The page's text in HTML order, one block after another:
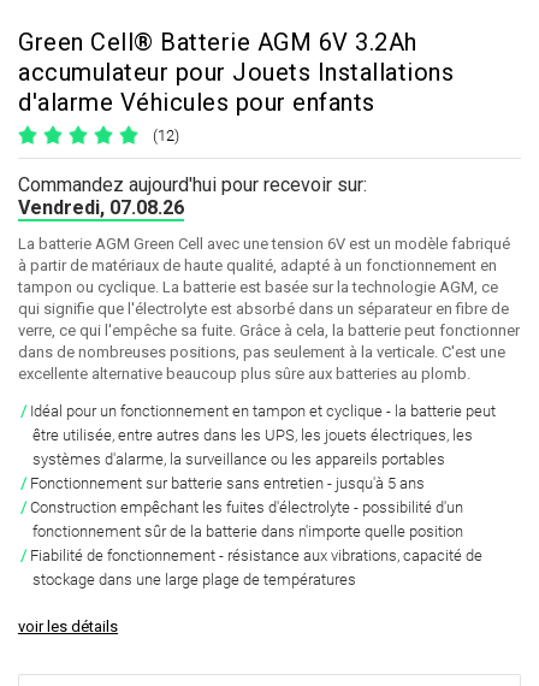
Green Cell® Batterie AGM 6V 3.2Ah
accumulateur pour Jouets Installations
d'alarme Véhicules pour enfants
(12)
Commandez aujourd'hui pour recevoir sur:
Vendredi, 07.08.26
La batterie AGM Green Cell avec une tension 6V est un modèle fabriqué
à partir de matériaux de haute qualité, adapté à un fonctionnement en
tampon ou cyclique. La batterie est basée sur la technologie AGM, ce
qui signifie que l'électrolyte est absorbé dans un séparateur en fibre de
verre, ce qui l'empêche sa fuite. Grâce à cela, la batterie peut fonctionner
dans de nombreuses positions, pas seulement à la verticale. C'est une
excellente alternative beaucoup plus sûre aux batteries au plomb.
Idéal pour un fonctionnement en tampon et cyclique - la batterie peut
être utilisée, entre autres dans les UPS, les jouets électriques, les
systèmes d'alarme, la surveillance ou les appareils portables
Fonctionnement sur batterie sans entretien - jusqu'à 5 ans
Construction empêchant les fuites d'électrolyte - possibilité d'un
fonctionnement sûr de la batterie dans n'importe quelle position
Fiabilité de fonctionnement - résistance aux vibrations, capacité de
stockage dans une large plage de températures
voir les détails